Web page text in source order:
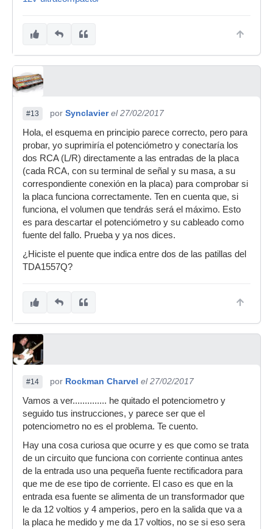
#13 por Synclavier el 27/02/2017
Hola, el esquema en principio parece correcto, pero para
probar, yo suprimiría el potenciómetro y conectaría los
dos RCA (L/R) directamente a las entradas de la placa
(cada RCA, con su terminal de señal y su masa, a su
correspondiente conexión en la placa) para comprobar si
la placa funciona correctamente. Ten en cuenta que, si
funciona, el volumen que tendrás será el máximo. Esto
es para descartar el potenciómetro y su cableado como
fuente del fallo. Prueba y ya nos dices.
¿Hiciste el puente que indica entre dos de las patillas del
TDA1557Q?
#14 por Rockman Charvel el 27/02/2017
Vamos a ver.............. he quitado el potenciometro y
seguido tus instrucciones, y parece ser que el
potenciometro no es el problema. Te cuento.
Hay una cosa curiosa que ocurre y es que como se trata
de un circuito que funciona con corriente continua antes
de la entrada uso una pequeña fuente rectificadora para
que me de ese tipo de corriente. El caso es que en la
entrada esa fuente se alimenta de un transformador que
le da 12 voltios y 4 amperios, pero en la salida que va a
la placa he medido y me da 17 voltios, no se si eso sera